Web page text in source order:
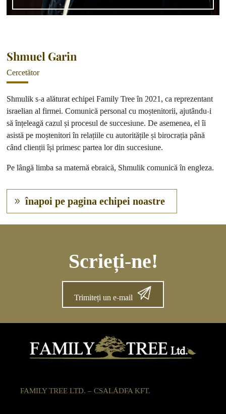
Shmuel Garin
Cercetător
Shmulik s-a alăturat echipei Family Tree în 2021, ca reprezentant
israelian al firmei. Comunică personal cu moștenitorii, ajutându-i
să înțeleagă cazul și procesul de succesiune. De asemenea, el îi
asistă pe moștenitori în relațiile cu autoritățile și birocrația până
când clienții își primesc partea lor din succesiune.
Pe lângă limba sa maternă ebraică, Shmulik comunică în engleza.
înapoi pe pagina echipei noastre
Scrieți-ne!
Trimiteți un e-mail
FAMILY TREE LTD. – CSALÁDFA KFT.